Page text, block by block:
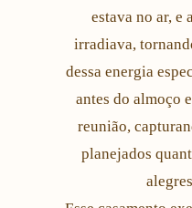
estava no ar, e
irradiava,
dessa energia
antes do almoço
reunião,
planejados